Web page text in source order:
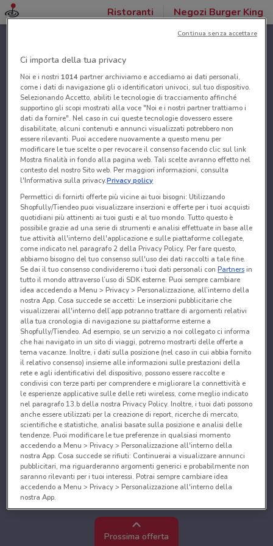
Ristoranti Negozi Burger King
Prossima offerta
Ci importa della tua privacy
Noi e i nostri 1014partner archiviamo e accediamo ai dati personali,
come i dati di navigazione gli o identificatori univoci, sul tuo dispositivo.
Selezionando Accetto, abiliti le tecnologie di tracciamento affinché
supportino gli scopi mostrati alla voce "Noi e i nostri partner trattiamo i
dati da fornire". Nel caso in cui queste tecnologie dovessero essere
disabilitate, alcuni contenuti e annunci visualizzati potrebbero non
essere rilevanti. Puoi accedere nuovamente a questo menu per
modificare le tue scelte o per revocare il consenso facendo clic sul link
Mostra finalità in fondo alla pagina web. Tali scelte avranno effetto nel
contesto del nostro Sito web. Per maggiori informazioni, consulta
l'Informativa sulla privacy.Privacy policy
Permettici di fornirti offerte più vicine ai tuoi bisogni: Utilizzando
Shopfully/Tiendeo puoi visualizzare inserzioni e offerte per i tuoi acquisti
quotidiani più attinenti ai tuoi gusti e al tuo mondo. Tutto questo è
possibile grazie ad una serie di strumenti e analisi effettuate in base alle
tue attività all'interno dell'applicazione e sulle piattaforme collegate,
come indicato nel paragrafo 2 della Privacy Policy. Per fare questo,
abbiamo bisogno del tuo consenso sull'uso dei dati raccolti a tale fine.
Se dai il tuo consenso condivideremo i tuoi dati personali conPartnersin
tutto il mondo attraverso l’uso di SDK esterne. Puoi sempre cambiare
idea accedendo a Menu > Privacy > Personalizzazione, all’interno della
nostra App. Cosa succede se accetti: Le inserzioni pubblicitarie che
visualizzerai all'interno dell’app potranno trattare di argomenti relativi
alla tua cronologia di navigazione su piattaforme esterne a
Shopfully/Tiendeo. Ad esempio, se un servizio a noi collegato ci informa
che hai navigato in un sito di viaggi, potremo mostrarti delle offerte a
tema vacanze. Inoltre, i dati sulla posizione (nel caso in cui abbia fornito
il relativo consenso) insieme alle informazioni sulle prestazioni della
rete e agli identificativi del dispositivo, possono essere raccolte e
condivisi con terze parti per comprendere e migliorare la connettività e
le esperienze applicative sulle delle reti wireless, come meglio indicato
nel paragrafo 13.b della nostra Privacy Policy. Inoltre, i tuoi dati possono
anche essere utilizzati per la creazione di report, ricerche di mercato,
scientifiche e statistiche, analisi basate sulla posizione e analisi delle
tendenze. Puoi modificare le tue preferenze in qualsiasi momento
accedendo a Menu > Privacy > Personalizzazione all'interno della
nostra App. Cosa succede se rifiuti: Continuerai a visualizzare annunci
pubblicitari, ma riguarderanno argomenti generici e probabilmente non
saranno rilevanti per i tuoi interessi. Potrai sempre cambiare idea
accedendo a Menu > Privacy > Personalizzazione all'interno della
nostra App.
Noi e i nostri partner trattiamo i dati per fornire:
Utilizzare dati di geolocalizzazione precisi. Scansione attiva delle
caratteristiche del dispositivo ai fini dell’identificazione. Archiviare
Continua senza accettare